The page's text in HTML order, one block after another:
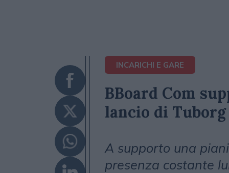
INCARICHI E GARE
BBoard Com
lancio di
A supporto una
presenza costante